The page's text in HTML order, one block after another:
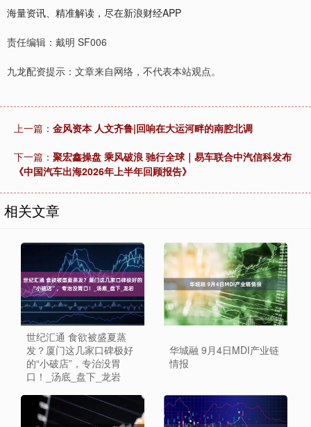
海量资讯、精准解读，尽在新浪财经APP
责任编辑：戴明 SF006
九龙配资提示：文章来自网络，不代表本站观点。
上一篇： 金风资本 人文齐鲁|回响在大运河畔的南腔北调
下一篇： 聚宏鑫操盘 乘风破浪 驰行全球｜易车联合中汽信科发布
《中国汽车出海2026年上半年回顾报告》
相关文章
世纪汇通 食欲被盛夏蒸
发？厦门这几家口碑极好
的“小破店”，专治没胃
口！_汤底_盘下_龙岩
华城融 9月4日MDI产业链
情报